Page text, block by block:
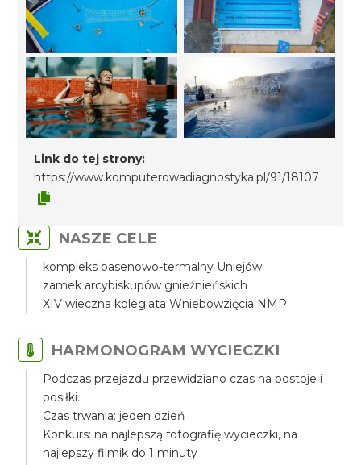
Link do tej strony:
https://www.komputerowadiagnostyka.pl/91/18107
NASZE CELE
kompleks basenowo-termalny Uniejów
zamek arcybiskupów gnieźnieńskich
XIV wieczna kolegiata Wniebowzięcia NMP
HARMONOGRAM WYCIECZKI
Podczas przejazdu przewidziano czas na postoje i
posiłki.
Czas trwania: jeden dzień
Konkurs: na najlepszą fotografię wycieczki, na
najlepszy filmik do 1 minuty